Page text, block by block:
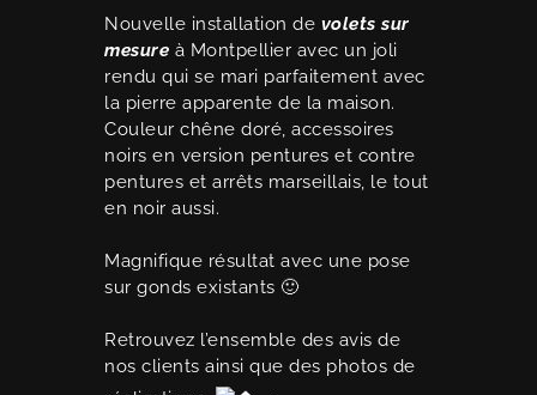
Nouvelle installation de volets sur
mesure à Montpellier avec un joli
rendu qui se mari parfaitement avec
la pierre apparente de la maison.
Couleur chêne doré, accessoires
noirs en version pentures et contre
pentures et arrêts marseillais, le tout
en noir aussi.
Magnifique résultat avec une pose
sur gonds existants 🙂
Retrouvez l’ensemble des avis de
nos clients ainsi que des photos de